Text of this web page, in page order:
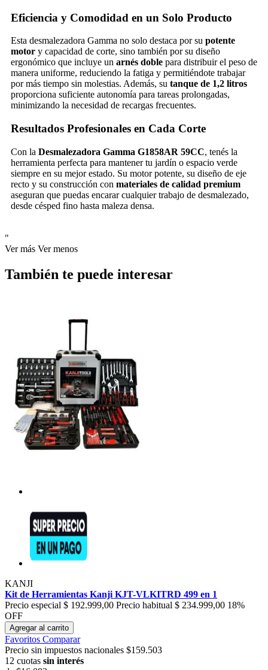
Eficiencia y Comodidad en un Solo Producto
Esta desmalezadora Gamma no solo destaca por su potente
motor y capacidad de corte, sino también por su diseño
ergonómico que incluye un arnés doble para distribuir el peso de
manera uniforme, reduciendo la fatiga y permitiéndote trabajar
por más tiempo sin molestias. Además, su tanque de 1,2 litros
proporciona suficiente autonomía para tareas prolongadas,
minimizando la necesidad de recargas frecuentes.
Resultados Profesionales en Cada Corte
Con la Desmalezadora Gamma G1858AR 59CC, tenés la
herramienta perfecta para mantener tu jardín o espacio verde
siempre en su mejor estado. Su motor potente, su diseño de eje
recto y su construcción con materiales de calidad premium
aseguran que puedas encarar cualquier trabajo de desmalezado,
desde césped fino hasta maleza densa.
"
Ver más Ver menos
También te puede interesar
KANJI
Kit de Herramientas Kanji KJT-VLKITRD 499 en 1
Precio especial $ 192.999,00 Precio habitual $ 234.999,00 18%
OFF
Agregar al carrito
Favoritos Comparar
Precio sin impuestos nacionales $159.503
12 cuotas sin interés